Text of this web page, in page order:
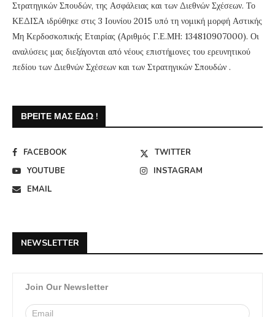
Στρατηγικών Σπουδών, της Ασφάλειας και των Διεθνών Σχέσεων. Το
ΚΕΔΙΣΑ ιδρύθηκε στις 3 Ιουνίου 2015 υπό τη νομική μορφή Αστικής
Μη Κερδοσκοπικής Εταιρίας (Αριθμός Γ.Ε.ΜΗ: 134810907000). Οι
αναλύσεις μας διεξάγονται από νέους επιστήμονες του ερευνητικού
πεδίου των Διεθνών Σχέσεων και των Στρατηγικών Σπουδών .
ΒΡΕΊΤΕ ΜΑΣ ΕΔΏ !
FACEBOOK
TWITTER
YOUTUBE
INSTAGRAM
EMAIL
NEWSLETTER
Join Our Newsletter